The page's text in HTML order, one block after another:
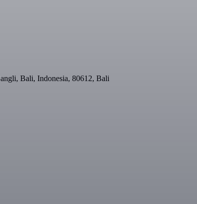
Bali, Indonesia, 80612, Bali